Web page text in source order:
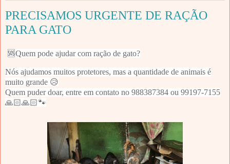
PRECISAMOS URGENTE DE RAÇÃO
PARA GATO
🆘Quem pode ajudar com ração de gato?
Nós ajudamos muitos protetores, mas a quantidade de animais é
muito grande 😥
Quem puder doar, entre em contato no 988387384 ou 99197-7155
🙏🏻🙏🏻🐾